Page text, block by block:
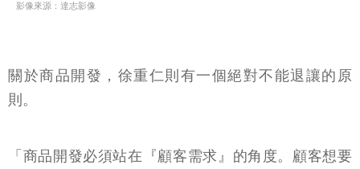
影像來源：達志影像
關於商品開發，徐重仁則有一個絕對不能退讓的原
則。
「商品開發必須站在『顧客需求』的角度。顧客想要